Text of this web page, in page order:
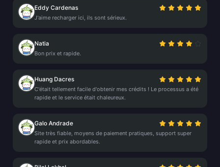
Eddy Cardenas
J'aime recharger ici, ils sont sérieux.
Natia
Bon prix et rapide.
Huang Dacres
C'était tellement facile d'obtenir mes crédits ! Le processus a été
rapide et le service était chaleureux.
Galo Andrade
Site très fiable, moyens de paiement pratiques, support super
rapide et prix abordables.